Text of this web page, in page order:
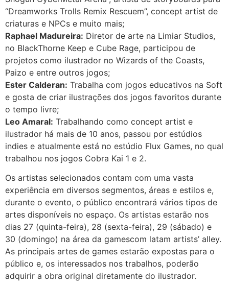
“Dreamworks Trolls Remix Rescuem”, concept artist de
criaturas e NPCs e muito mais;
Raphael Madureira: Diretor de arte na Limiar Studios,
no BlackThorne Keep e Cube Rage, participou de
projetos como ilustrador no Wizards of the Coasts,
Paizo e entre outros jogos;
Ester Calderan: Trabalha com jogos educativos na Soft
e gosta de criar ilustrações dos jogos favoritos durante
o tempo livre;
Leo Amaral: Trabalhando como concept artist e
ilustrador há mais de 10 anos, passou por estúdios
indies e atualmente está no estúdio Flux Games, no qual
trabalhou nos jogos Cobra Kai 1 e 2.
Os artistas selecionados contam com uma vasta
experiência em diversos segmentos, áreas e estilos e,
durante o evento, o público encontrará vários tipos de
artes disponíveis no espaço. Os artistas estarão nos
dias 27 (quinta-feira), 28 (sexta-feira), 29 (sábado) e
30 (domingo) na área da gamescom latam artists’ alley.
As principais artes de games estarão expostas para o
público e, os interessados nos trabalhos, poderão
adquirir a obra original diretamente do ilustrador.